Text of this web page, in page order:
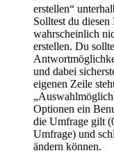
erstellen“
Solltest du
wahrscheinlich
erstellen. Du
und dabei
eigenen Zeile
Optionen ein
die Umfrage gilt
Umfrage) und
ändern können.